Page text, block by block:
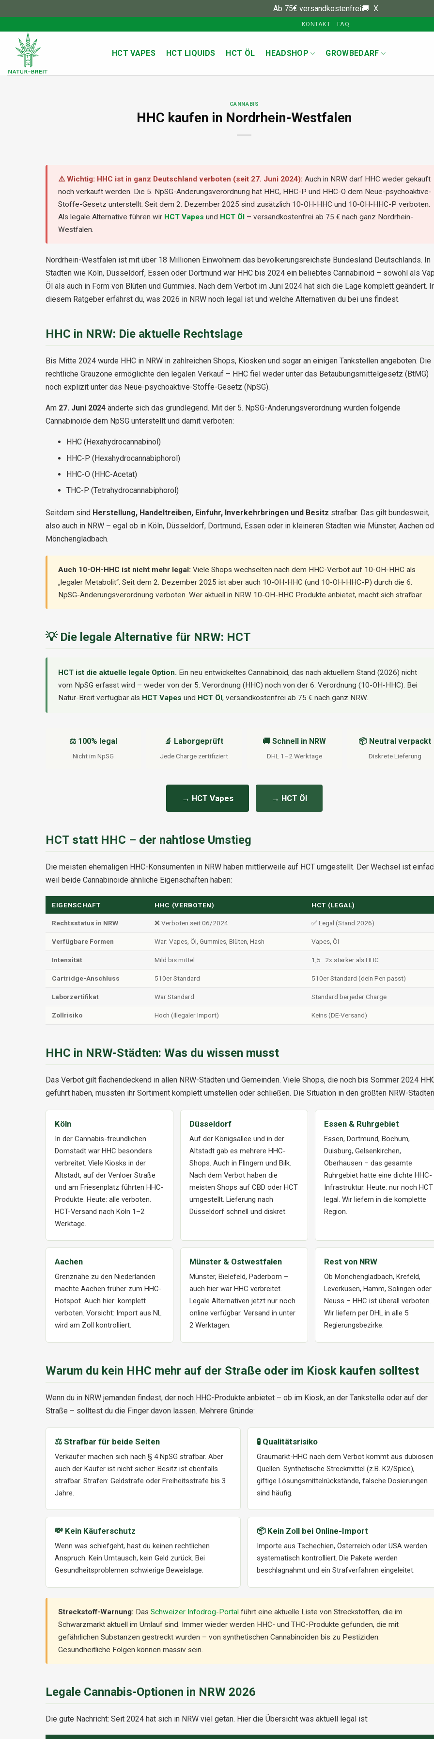
Ab 75€ versandkostenfrei🚚 X
Inhalt
springen
KONTAKT FAQ
HCT VAPES HCT LIQUIDS HCT ÖL HEADSHOP GROWBEDARF
CANNABIS
HHC kaufen in Nordrhein-Westfalen
⚠️ Wichtig: HHC ist in ganz Deutschland verboten (seit 27. Juni 2024): Auch in NRW darf HHC weder gekauft
noch verkauft werden. Die 5. NpSG-Änderungsverordnung hat HHC, HHC-P und HHC-O dem Neue-psychoaktive-
Stoffe-Gesetz unterstellt. Seit dem 2. Dezember 2025 sind zusätzlich 10-OH-HHC und 10-OH-HHC-P verboten.
Als legale Alternative führen wir HCT Vapes und HCT Öl – versandkostenfrei ab 75 € nach ganz Nordrhein-
Westfalen.
Nordrhein-Westfalen ist mit über 18 Millionen Einwohnern das bevölkerungsreichste Bundesland Deutschlands. In
Städten wie Köln, Düsseldorf, Essen oder Dortmund war HHC bis 2024 ein beliebtes Cannabinoid – sowohl als
Öl als auch in Form von Blüten und Gummies. Nach dem Verbot im Juni 2024 hat sich die Lage komplett geändert.
diesem Ratgeber erfährst du, was 2026 in NRW noch legal ist und welche Alternativen du bei uns findest.
HHC in NRW: Die aktuelle Rechtslage
Bis Mitte 2024 wurde HHC in NRW in zahlreichen Shops, Kiosken und sogar an einigen Tankstellen angeboten. Die
rechtliche Grauzone ermöglichte den legalen Verkauf – HHC fiel weder unter das Betäubungsmittelgesetz (BtMG)
noch explizit unter das Neue-psychoaktive-Stoffe-Gesetz (NpSG).
Am 27. Juni 2024 änderte sich das grundlegend. Mit der 5. NpSG-Änderungsverordnung wurden folgende
Cannabinoide dem NpSG unterstellt und damit verboten:
HHC (Hexahydrocannabinol)
HHC-P (Hexahydrocannabiphorol)
HHC-O (HHC-Acetat)
THC-P (Tetrahydrocannabiphorol)
Seitdem sind Herstellung, Handeltreiben, Einfuhr, Inverkehrbringen und Besitz strafbar. Das gilt bundesweit,
also auch in NRW – egal ob in Köln, Düsseldorf, Dortmund, Essen oder in kleineren Städten wie Münster, Aachen
Mönchengladbach.
Auch 10-OH-HHC ist nicht mehr legal: Viele Shops wechselten nach dem HHC-Verbot auf 10-OH-HHC als
„legaler Metabolit“. Seit dem 2. Dezember 2025 ist aber auch 10-OH-HHC (und 10-OH-HHC-P) durch die 6.
NpSG-Änderungsverordnung verboten. Wer aktuell in NRW 10-OH-HHC Produkte anbietet, macht sich strafbar.
💡 Die legale Alternative für NRW: HCT
HCT ist die aktuelle legale Option. Ein neu entwickeltes Cannabinoid, das nach aktuellem Stand (2026) nicht
vom NpSG erfasst wird – weder von der 5. Verordnung (HHC) noch von der 6. Verordnung (10-OH-HHC). Bei
Natur-Breit verfügbar als HCT Vapes und HCT Öl, versandkostenfrei ab 75 € nach ganz NRW.
⚖️ 100% legal
Nicht im NpSG
🔬 Laborgeprüft
Jede Charge zertifiziert
🚚 Schnell in NRW
DHL 1–2 Werktage
📦 Neutral verpackt
Diskrete Lieferung
→ HCT Vapes → HCT Öl
HCT statt HHC – der nahtlose Umstieg
Die meisten ehemaligen HHC-Konsumenten in NRW haben mittlerweile auf HCT umgestellt. Der Wechsel ist
weil beide Cannabinoide ähnliche Eigenschaften haben:
EIGENSCHAFT HHC (VERBOTEN) HCT (LEGAL)
Rechtsstatus in NRW ❌ Verboten seit 06/2024 ✅ Legal (Stand 2026)
Verfügbare Formen War: Vapes, Öl, Gummies, Blüten, Hash Vapes, Öl
Intensität Mild bis mittel 1,5–2x stärker als HHC
Cartridge-Anschluss 510er Standard 510er Standard (dein Pen passt)
Laborzertifikat War Standard Standard bei jeder Charge
Zollrisiko Hoch (illegaler Import) Keins (DE-Versand)
HHC in NRW-Städten: Was du wissen musst
Das Verbot gilt flächendeckend in allen NRW-Städten und Gemeinden. Viele Shops, die noch bis Sommer 2024
geführt haben, mussten ihr Sortiment komplett umstellen oder schließen. Die Situation in den größten NRW-
Köln
In der Cannabis-freundlichen
Domstadt war HHC besonders
verbreitet. Viele Kiosks in der
Altstadt, auf der Venloer Straße
und am Friesenplatz führten HHC-
Produkte. Heute: alle verboten.
HCT-Versand nach Köln 1–2
Werktage.
Düsseldorf
Auf der Königsallee und in der
Altstadt gab es mehrere HHC-
Shops. Auch in Flingern und Bilk.
Nach dem Verbot haben die
meisten Shops auf CBD oder HCT
umgestellt. Lieferung nach
Düsseldorf schnell und diskret.
Essen & Ruhrgebiet
Essen, Dortmund, Bochum,
Duisburg, Gelsenkirchen,
Oberhausen – das gesamte
Ruhrgebiet hatte eine dichte HHC-
Infrastruktur. Heute: nur noch HCT
legal. Wir liefern in die komplette
Region.
Aachen
Grenznähe zu den Niederlanden
machte Aachen früher zum HHC-
Hotspot. Auch hier: komplett
verboten. Vorsicht: Import aus NL
wird am Zoll kontrolliert.
Münster & Ostwestfalen
Münster, Bielefeld, Paderborn –
auch hier war HHC verbreitet.
Legale Alternativen jetzt nur noch
online verfügbar. Versand in unter
2 Werktagen.
Rest von NRW
Ob Mönchengladbach, Krefeld,
Leverkusen, Hamm, Solingen oder
Neuss – HHC ist überall verboten.
Wir liefern per DHL in alle 5
Regierungsbezirke.
Warum du kein HHC mehr auf der Straße oder im Kiosk kaufen solltest
Wenn du in NRW jemanden findest, der noch HHC-Produkte anbietet – ob im Kiosk, an der Tankstelle oder auf der
Straße – solltest du die Finger davon lassen. Mehrere Gründe:
⚖️ Strafbar für beide Seiten
Verkäufer machen sich nach § 4 NpSG strafbar. Aber
auch der Käufer ist nicht sicher: Besitz ist ebenfalls
strafbar. Strafen: Geldstrafe oder Freiheitsstrafe bis 3
Jahre.
🧪 Qualitätsrisiko
Graumarkt-HHC nach dem Verbot kommt aus dubiosen
Quellen. Synthetische Streckmittel (z.B. K2/Spice),
giftige Lösungsmittelrückstände, falsche Dosierungen
sind häufig.
💸 Kein Käuferschutz
Wenn was schiefgeht, hast du keinen rechtlichen
Anspruch. Kein Umtausch, kein Geld zurück. Bei
Gesundheitsproblemen schwierige Beweislage.
📦 Kein Zoll bei Online-Import
Importe aus Tschechien, Österreich oder USA werden
systematisch kontrolliert. Die Pakete werden
beschlagnahmt und ein Strafverfahren eingeleitet.
Streckstoff-Warnung: Das Schweizer Infodrog-Portal führt eine aktuelle Liste von Streckstoffen, die im
Schwarzmarkt aktuell im Umlauf sind. Immer wieder werden HHC- und THC-Produkte gefunden, die mit
gefährlichen Substanzen gestreckt wurden – von synthetischen Cannabinoiden bis zu Pestiziden.
Gesundheitliche Folgen können massiv sein.
Legale Cannabis-Optionen in NRW 2026
Die gute Nachricht: Seit 2024 hat sich in NRW viel getan. Hier die Übersicht was aktuell legal ist: